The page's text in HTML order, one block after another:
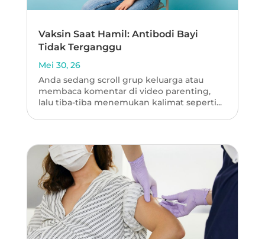
Vaksin Saat Hamil: Antibodi Bayi
Tidak Terganggu
Mei 30, 26
Anda sedang scroll grup keluarga atau
membaca komentar di video parenting,
lalu tiba-tiba menemukan kalimat seperti...